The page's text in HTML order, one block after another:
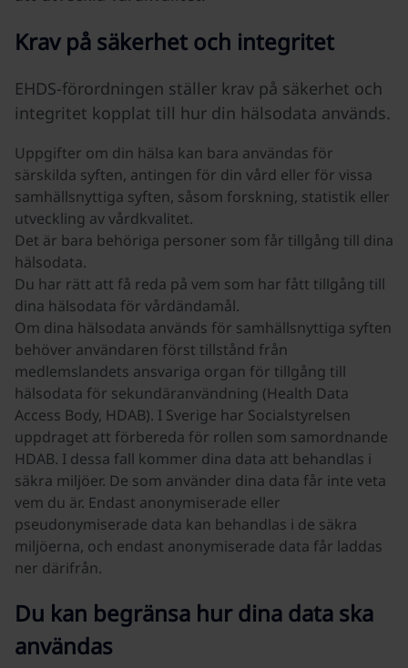
Krav på säkerhet och integritet
EHDS-förordningen ställer krav på säkerhet och
integritet kopplat till hur din hälsodata används.
Uppgifter om din hälsa kan bara användas för
särskilda syften, antingen för din vård eller för vissa
samhällsnyttiga syften, såsom forskning, statistik eller
utveckling av vårdkvalitet.
Det är bara behöriga personer som får tillgång till dina
hälsodata.
Du har rätt att få reda på vem som har fått tillgång till
dina hälsodata för vårdändamål.
Om dina hälsodata används för samhällsnyttiga syften
behöver användaren först tillstånd från
medlemslandets ansvariga organ för tillgång till
hälsodata för sekundäranvändning (Health Data
Access Body, HDAB). I Sverige har Socialstyrelsen
uppdraget att förbereda för rollen som samordnande
HDAB. I dessa fall kommer dina data att behandlas i
säkra miljöer. De som använder dina data får inte veta
vem du är. Endast anonymiserade eller
pseudonymiserade data kan behandlas i de säkra
miljöerna, och endast anonymiserade data får laddas
ner därifrån.
Du kan begränsa hur dina data ska
användas